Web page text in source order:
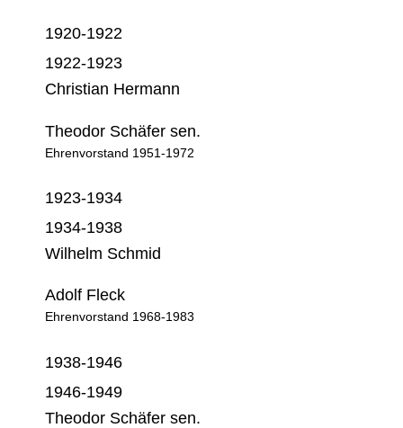
1920-1922
1922-1923
Christian Hermann
Theodor Schäfer sen.
Ehrenvorstand 1951-1972
1923-1934
1934-1938
Wilhelm Schmid
Adolf Fleck
Ehrenvorstand 1968-1983
1938-1946
1946-1949
Theodor Schäfer sen.